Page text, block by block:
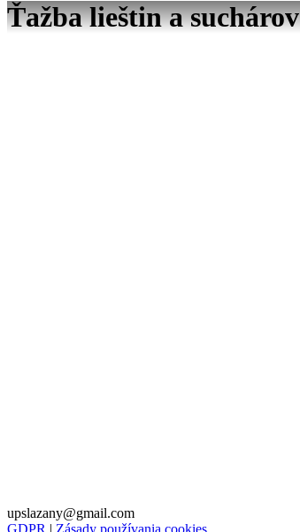
Ťažba lieštin a suchárov
upslazany@gmail.com
GDPR | Zásady používania cookies